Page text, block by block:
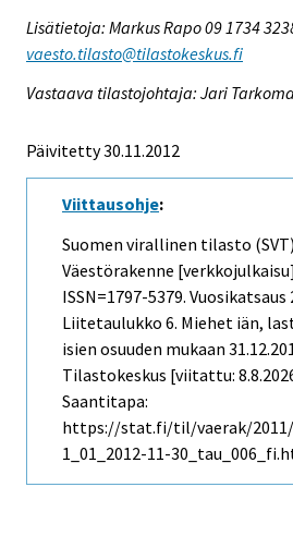
Lisätietoja: Markus Rapo 09 1734
vaesto.tilasto@tilastokeskus.fi
Vastaava tilastojohtaja: Jari Tarkoma
Päivitetty 30.11.2012
Viittausohje:
Suomen virallinen tilasto
Väestörakenne
ISSN=1797-5379. Vuosikatsaus
Liitetaulukko 6. Miehet iän,
isien osuuden mukaan
Tilastokeskus [viitattu:
Saantitapa:
https://stat.fi/til/vaerak/2011/
1_01_2012-11-